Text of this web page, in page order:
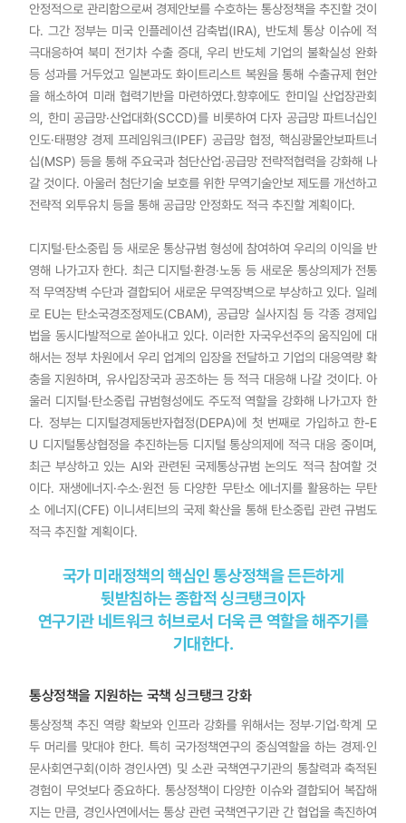
안정적으로 관리함으로써 경제안보를 수호하는 통상정책을 추진할 것이
다. 그간 정부는 미국 인플레이션 감축법(IRA), 반도체 통상 이슈에 적
극대응하여 북미 전기차 수출 증대, 우리 반도체 기업의 불확실성 완화
등 성과를 거두었고 일본과도 화이트리스트 복원을 통해 수출규제 현안
을 해소하여 미래 협력기반을 마련하였다.향후에도 한미일 산업장관회
의, 한미 공급망·산업대화(SCCD)를 비롯하여 다자 공급망 파트너십인
인도·태평양 경제 프레임워크(IPEF) 공급망 협정, 핵심광물안보파트너
십(MSP) 등을 통해 주요국과 첨단산업·공급망 전략적협력을 강화해 나
갈 것이다. 아울러 첨단기술 보호를 위한 무역기술안보 제도를 개선하고
전략적 외투유치 등을 통해 공급망 안정화도 적극 추진할 계획이다.
디지털·탄소중립 등 새로운 통상규범 형성에 참여하여 우리의 이익을 반
영해 나가고자 한다. 최근 디지털·환경·노동 등 새로운 통상의제가 전통
적 무역장벽 수단과 결합되어 새로운 무역장벽으로 부상하고 있다. 일례
로 EU는 탄소국경조정제도(CBAM), 공급망 실사지침 등 각종 경제입
법을 동시다발적으로 쏟아내고 있다. 이러한 자국우선주의 움직임에 대
해서는 정부 차원에서 우리 업계의 입장을 전달하고 기업의 대응역량 확
충을 지원하며, 유사입장국과 공조하는 등 적극 대응해 나갈 것이다. 아
울러 디지털·탄소중립 규범형성에도 주도적 역할을 강화해 나가고자 한
다. 정부는 디지털경제동반자협정(DEPA)에 첫 번째로 가입하고 한-E
U 디지털통상협정을 추진하는등 디지털 통상의제에 적극 대응 중이며,
최근 부상하고 있는 AI와 관련된 국제통상규범 논의도 적극 참여할 것
이다. 재생에너지·수소·원전 등 다양한 무탄소 에너지를 활용하는 무탄
소 에너지(CFE) 이니셔티브의 국제 확산을 통해 탄소중립 관련 규범도
적극 추진할 계획이다.
국가 미래정책의 핵심인 통상정책을 든든하게
뒷받침하는 종합적 싱크탱크이자
연구기관 네트워크 허브로서 더욱 큰 역할을 해주기를
기대한다.
통상정책을 지원하는 국책 싱크탱크 강화
통상정책 추진 역량 확보와 인프라 강화를 위해서는 정부·기업·학계 모
두 머리를 맞대야 한다. 특히 국가정책연구의 중심역할을 하는 경제·인
문사회연구회(이하 경인사연) 및 소관 국책연구기관의 통찰력과 축적된
경험이 무엇보다 중요하다. 통상정책이 다양한 이슈와 결합되어 복잡해
지는 만큼, 경인사연에서는 통상 관련 국책연구기관 간 협업을 촉진하여